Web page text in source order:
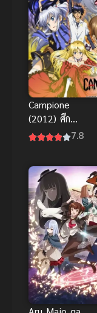
Campione
(2012) ศึก
ฮาเร็มล้มทวย
7.8